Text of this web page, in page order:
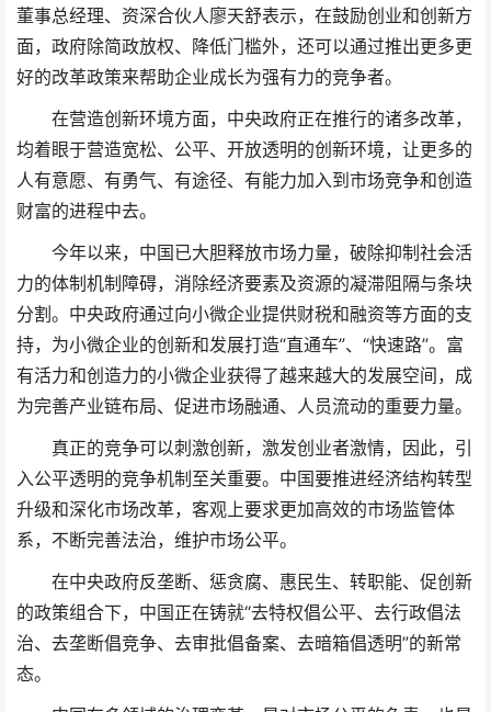
董事总经理、资深合伙人廖天舒表示，在鼓励创业和创新方
面，政府除简政放权、降低门槛外，还可以通过推出更多更
好的改革政策来帮助企业成长为强有力的竞争者。
在营造创新环境方面，中央政府正在推行的诸多改革，
均着眼于营造宽松、公平、开放透明的创新环境，让更多的
人有意愿、有勇气、有途径、有能力加入到市场竞争和创造
财富的进程中去。
今年以来，中国已大胆释放市场力量，破除抑制社会活
力的体制机制障碍，消除经济要素及资源的凝滞阻隔与条块
分割。中央政府通过向小微企业提供财税和融资等方面的支
持，为小微企业的创新和发展打造“直通车”、“快速路”。富
有活力和创造力的小微企业获得了越来越大的发展空间，成
为完善产业链布局、促进市场融通、人员流动的重要力量。
真正的竞争可以刺激创新，激发创业者激情，因此，引
入公平透明的竞争机制至关重要。中国要推进经济结构转型
升级和深化市场改革，客观上要求更加高效的市场监管体
系，不断完善法治，维护市场公平。
在中央政府反垄断、惩贪腐、惠民生、转职能、促创新
的政策组合下，中国正在铸就“去特权倡公平、去行政倡法
治、去垄断倡竞争、去审批倡备案、去暗箱倡透明”的新常
态。